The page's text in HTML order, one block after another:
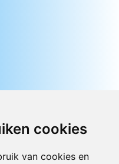
cookies
van cookies en